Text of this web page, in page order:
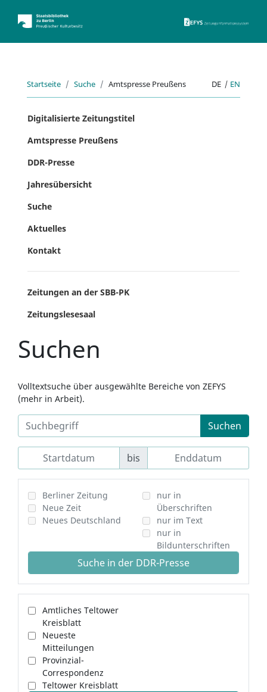
Startseite Suche Amtspresse Preußens DE | EN
Digitalisierte Zeitungstitel
Amtspresse Preußens
DDR-Presse
Jahresübersicht
Suche
Aktuelles
Kontakt
Zeitungen an der SBB-PK
Zeitungslesesaal
Suchen
Volltextsuche über ausgewählte Bereiche von ZEFYS
(mehr in Arbeit).
Suchen
bis
Berliner Zeitung
Neue Zeit
Neues Deutschland
nur in
Überschriften
nur im Text
nur in
Bildunterschriften
Suche in der DDR-Presse
Amtliches Teltower
Kreisblatt
Neueste
Mitteilungen
Provinzial-
Correspondenz
Teltower Kreisblatt